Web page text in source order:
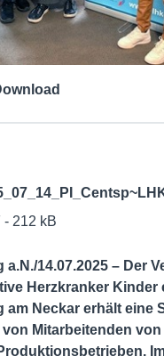
- 212 kB
a.N./14.07.2025 – Der
Herzkranker Kinder
am Neckar erhält eine
von Mitarbeitenden